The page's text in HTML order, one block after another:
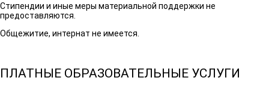
Стипендии и иные меры материальной поддержки не
предоставляются.
Общежитие, интернат не имеется.
ПЛАТНЫЕ ОБРАЗОВАТЕЛЬНЫЕ УСЛУГИ